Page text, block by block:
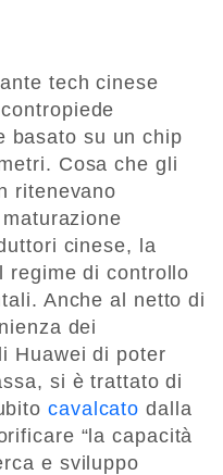
tech cinese
basato su un chip
Cosa che gli
ritenevano
cinese, la
regime di controllo
Anche al netto di
dei
Huawei di poter
si è trattato di
cavalcato dalla
“la capacità
e sviluppo